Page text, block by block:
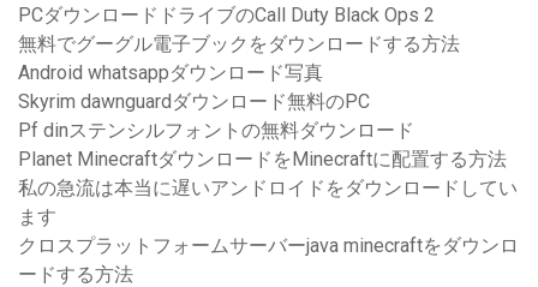
PCダウンロードドライブのCall Duty Black Ops 2
無料でグーグル電子ブックをダウンロードする方法
Android whatsappダウンロード写真
Skyrim dawnguardダウンロード無料のPC
Pf dinステンシルフォントの無料ダウンロード
Planet MinecraftダウンロードをMinecraftに配置する方法
私の急流は本当に遅いアンドロイドをダウンロードしてい
ます
クロスプラットフォームサーバーjava minecraftをダウンロ
ードする方法